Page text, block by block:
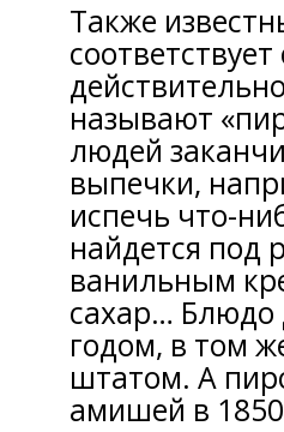
Также
называют
людей
выпечки,
испечь что-
найдется под
ванильным
сахар… Блюдо
годом, в том
штатом. А
амишей в